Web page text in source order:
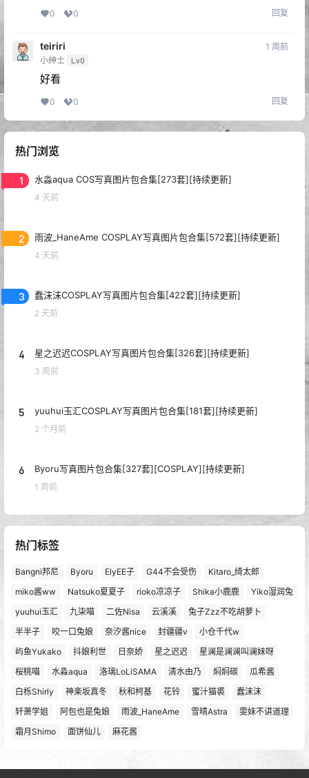
0 0 回复
teiriri
小绅士 Lv0
1 周前
好看
0 0 回复
热门浏览
1 水淼aqua COS写真图片包合集[273套][持续更新]
4 天前
2 雨波_HaneAme COSPLAY写真图片包合集[572套][持续更新]
4 天前
3 蠢沫沫COSPLAY写真图片包合集[422套][持续更新]
2 天前
4 星之迟迟COSPLAY写真图片包合集[326套][持续更新]
3 周前
5 yuuhui玉汇COSPLAY写真图片包合集[181套][持续更新]
2 个月前
6 Byoru写真图片包合集[327套][COSPLAY][持续更新]
1 周前
热门标签
Bangni邦尼 Byoru ElyEE子 G44不会受伤
Kitaro_绮太郎
miko酱ww
Natsuko夏夏子 rioko凉凉子 Shika小鹿鹿
Yiko湿润兔
yuuhui玉汇
九柒喵 二佐Nisa 云溪溪
兔子Zzz不吃胡萝卜
半半子
咬一口兔娘 奈汐酱nice 封疆疆v
小仓千代w
屿鱼Yukako
抖娘利世 日奈娇 星之迟迟
星澜是澜澜叫澜妹呀
桜桃喵
水淼aqua 洛璃LoLiSAMA 清水由乃 焖焖碳
瓜希酱
白栎Shirly
神楽坂真冬 秋和柯基 花铃 蜜汁猫裘
蠢沫沫
轩萧学姐
阿包也是兔娘 雨波_HaneAme 雪晴Astra
雯妹不讲道理
霜月Shimo
面饼仙儿 麻花酱